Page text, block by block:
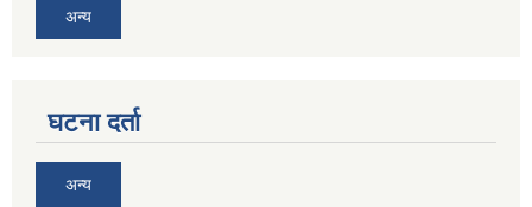
अन्य
घटना दर्ता
अन्य